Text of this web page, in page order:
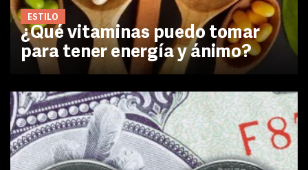
ESTILO
¿Qué vitaminas puedo tomar
para tener energía y ánimo?